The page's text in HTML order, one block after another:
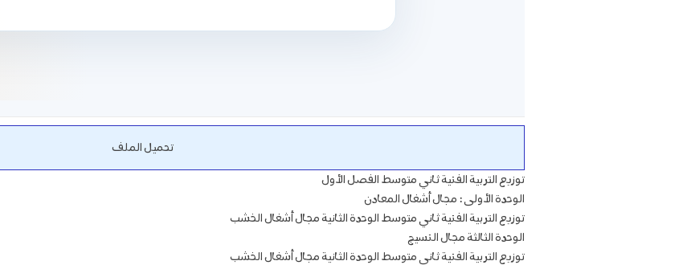
تحميل الملف
توزيع التربية الفنية ثاني متوسط الفصل الأول
الوحدة الأولى : مجال أشغال المعادن
توزيع التربية الفنية ثاني متوسط الوحدة الثانية مجال أشغال الخشب
الوحدة الثالثة مجال النسيج
توزيع التربية الفنية ثاني متوسط الوحدة الثانية مجال أشغال الخشب